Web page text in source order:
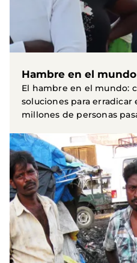
Hambre en el mundo
El hambre en el mundo:
soluciones para erradicar
millones de personas